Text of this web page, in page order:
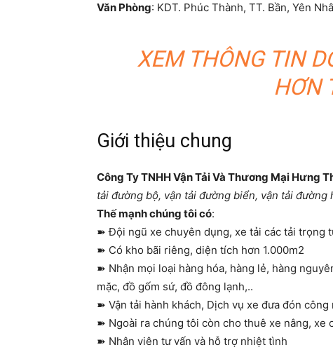
Văn Phòng: KDT. Phúc Thành, TT. Bần, Yên
XEM THÔNG TIN
HƠN
Giới thiệu chung
Công Ty TNHH Vận Tải Và Thương Mại Hưng
tải đường bộ, vận tải đường biển, vận tải đường
Thế mạnh chúng tôi có:
➽ Đội ngũ xe chuyên dụng, xe tải các tải trọng
➽ Có kho bãi riêng, diện tích hơn 1.000m2
➽ Nhận mọi loại hàng hóa, hàng lẻ, hàng
mặc, đồ gốm sứ, đồ đông lạnh,..
➽ Vận tải hành khách, Dịch vụ xe đưa đón
➽ Ngoài ra chúng tôi còn cho thuê xe nâng, xe
➽ Nhân viên tư vấn và hỗ trợ nhiệt tình